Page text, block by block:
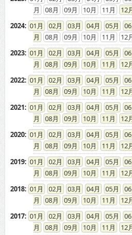
08
09 10 11
12
2024: 01 02 03 04 05 06
08
09 10 11
12
2023: 01 02 03 04 05 06
08
09 10 11
12
2022: 01 02 03 04 05 06
08
09 10 11
12
2021: 01 02 03 04 05 06
08
09 10 11
12
2020: 01 02 03 04 05 06
08
09 10 11
12
2019: 01 02 03 04 05 06
08
09 10 11
12
2018: 01 02 03 04 05 06
08
09 10 11
12
2017: 01 02 03 04 05 06
08
09 10 11
12